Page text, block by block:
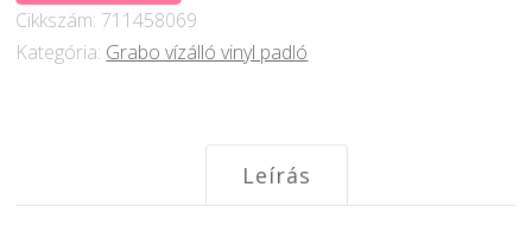
padló
Vinyil
Cikkszám: 711458069
Kategória: Grabo vízálló vinyl padló
Leírás